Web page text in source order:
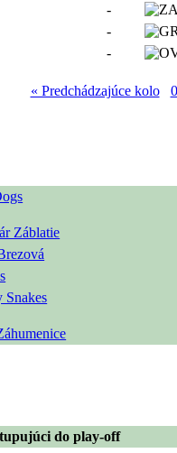
-
-
-
« Predchádzajúce kolo
Záblatie
Snakes
do play-off